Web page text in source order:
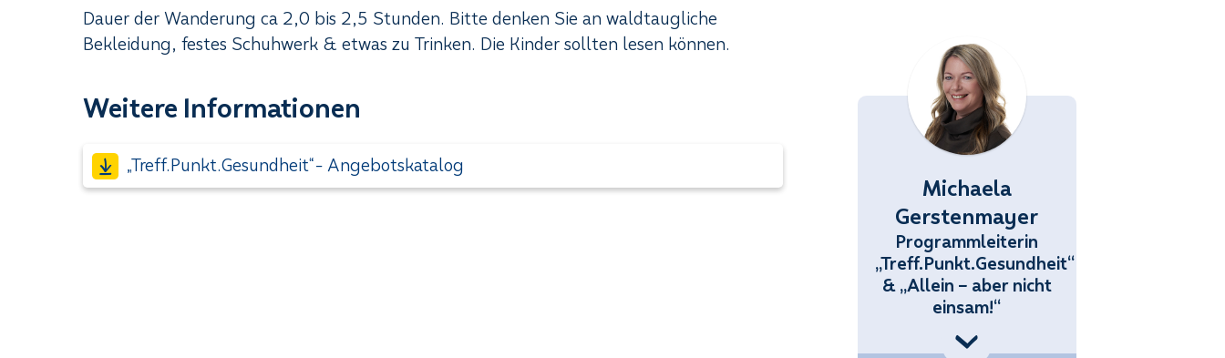
Dauer der Wanderung ca 2,0 bis 2,5 Stunden. Bitte denken Sie an waldtaugliche
Bekleidung, festes Schuhwerk & etwas zu Trinken. Die Kinder sollten lesen können.
Weitere Informationen
„Treff.Punkt.Gesundheit“- Angebotskatalog
Michaela
Gerstenmayer
Programmleiterin
„Treff.Punkt.Gesundheit“
& „Allein – aber nicht
einsam!“
Michaela.Gerstenmayer@noetutgut.at